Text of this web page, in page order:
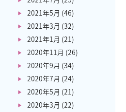
2021年5月 (46)
2021年3月 (32)
2021年1月 (21)
2020年11月 (26)
2020年9月 (34)
2020年7月 (24)
2020年5月 (21)
2020年3月 (22)